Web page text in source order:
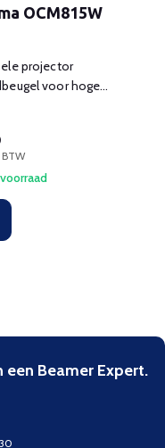
OCM815W
projector
voor hoge
BTW
Beamer Expert.